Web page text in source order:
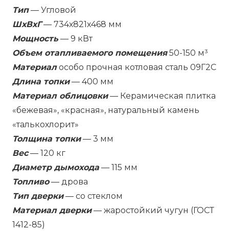
9
кВт
(150
м3)
Ø
115мм
Тип— Угловой
ШхВхГ— 734х821х468 мм
Мощность— 9 кВт
Объем отапливаемого помещения50-150 м³
Материалособо прочная котловая сталь 09Г2С
Длина топки— 400 мм
Материал облицовки— Керамическая плитка
«бежевая», «красная», натуральный камень
«талькохлорит»
Толщина топки— 3 мм
Вес— 120 кг
Диаметр дымохода — 115 мм
Топливо— дрова
Тип дверки— со стеклом
Материал дверки— жаростойкий чугун (ГОСТ
1412-85)